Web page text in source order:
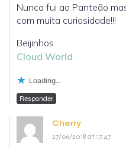
Nunca fui ao Panteão
com muita curiosidade!!!
Beijinhos
Cloud World
Loading...
Responder
Cherry
27/06/2018 at 17:47